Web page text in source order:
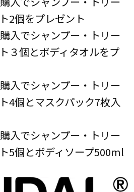
2個をプレゼント
入でシャンプー・トリー
３個とボディタオルをプ
入でシャンプー・トリー
4個とマスクパック7枚入
入でシャンプー・トリー
5個とボディソープ500ml